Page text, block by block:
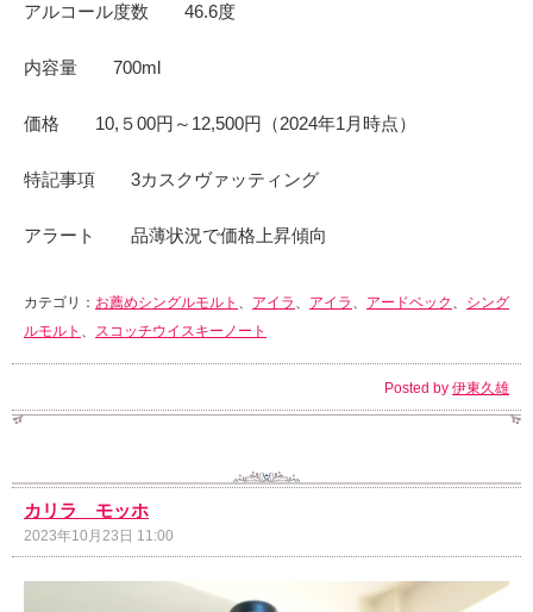
アルコール度数 46.6度
内容量 700ml
価格 10,５00円～12,500円（2024年1月時点）
特記事項 3カスクヴァッティング
アラート 品薄状況で価格上昇傾向
カテゴリ： お薦めシングルモルト 、 アイラ 、 アイラ 、 アードベック 、 シング
ルモルト 、 スコッチウイスキーノート
Posted by 伊東久雄
カリラ モッホ
2023年10月23日 11:00